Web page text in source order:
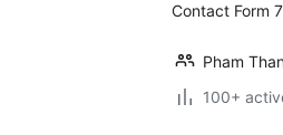
Contact Form
Pham
100+